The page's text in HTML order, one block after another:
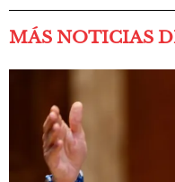
MÁS NOTICIAS